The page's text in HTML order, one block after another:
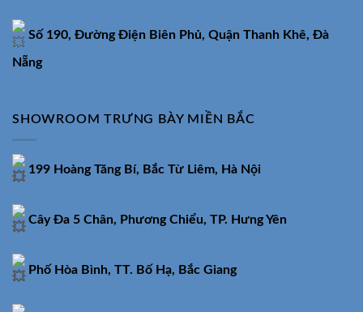
Số 190, Đường Điện Biên Phủ, Quận Thanh Khê, Đà
Nẵng
SHOWROOM TRƯNG BÀY MIỀN BẮC
199 Hoàng Tăng Bí, Bắc Từ Liêm, Hà Nội
Cây Đa 5 Chân, Phương Chiểu, TP. Hưng Yên
Phố Hòa Bình, TT. Bố Hạ, Bắc Giang